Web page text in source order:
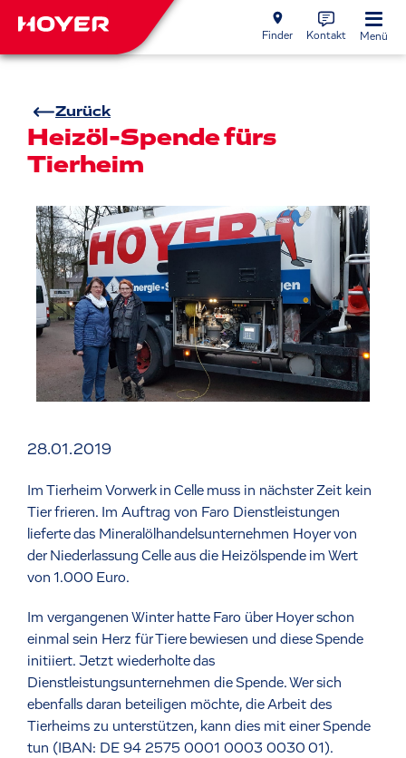
Finder Kontakt Menü
Zurück
Heizöl-Spende fürs
Tierheim
28.01.2019
Im Tierheim Vorwerk in Celle muss in nächster Zeit kein
Tier frieren. Im Auftrag von Faro Dienstleistungen
lieferte das Mineralölhandelsunternehmen Hoyer von
der Niederlassung Celle aus die Heizölspende im Wert
von 1.000 Euro.
Im vergangenen Winter hatte Faro über Hoyer schon
einmal sein Herz für Tiere bewiesen und diese Spende
initiiert. Jetzt wiederholte das
Dienstleistungsunternehmen die Spende. Wer sich
ebenfalls daran beteiligen möchte, die Arbeit des
Tierheims zu unterstützen, kann dies mit einer Spende
tun (IBAN: DE 94 2575 0001 0003 0030 01).